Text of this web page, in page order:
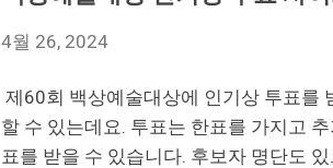
4월 26, 2024
제60회 백상예술대상에 인기상 투표를
할 수 있는데요. 투표는 한표를 가지고
표를 받을 수 있습니다. 후보자 명단도